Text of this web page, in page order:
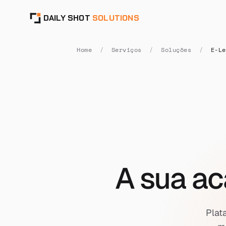
DAILY SHOT SOLUTIONS
Home / Serviços / Soluções / E-
A sua